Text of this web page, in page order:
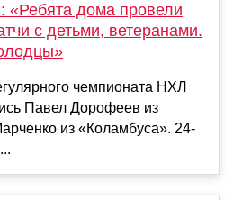
«Ребята дома провели
с детьми, ветеранами.
чемпионата НХЛ
Павел Дорофеев из
из «Коламбуса». 24-